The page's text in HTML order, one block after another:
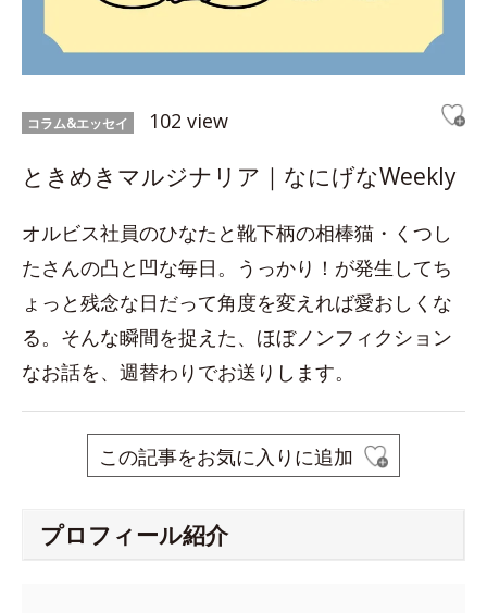
コラム&エッセイ 102 view
ときめきマルジナリア｜なにげなWeekly
オルビス社員のひなたと靴下柄の相棒猫・くつし
たさんの凸と凹な毎日。うっかり！が発生してち
ょっと残念な日だって角度を変えれば愛おしくな
る。そんな瞬間を捉えた、ほぼノンフィクション
なお話を、週替わりでお送りします。
この記事をお気に入りに追加
プロフィール紹介